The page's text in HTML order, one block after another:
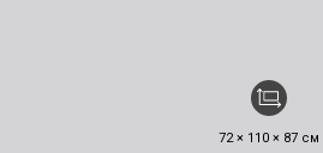
72 × 110 × 87 см